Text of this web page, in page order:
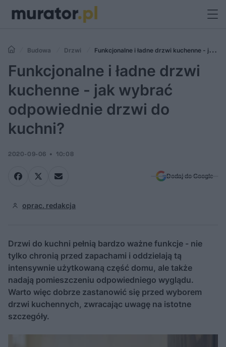
Budowa Drzwi
Funkcjonalne i ładne drzwi kuchenne - jak
wybrać odpowiednie drzwi do kuchni?
Funkcjonalne i ładne drzwi
kuchenne - jak wybrać
odpowiednie drzwi do
kuchni?
2020-09-06 10:08
Dodaj do Google
oprac. redakcja
Drzwi do kuchni pełnią bardzo ważne funkcje - nie
tylko chronią przed zapachami i oddzielają tą
intensywnie użytkowaną część domu, ale także
nadają pomieszczeniu odpowiedniego wyglądu.
Warto więc dobrze zastanowić się przed wyborem
drzwi kuchennych, zwracając uwagę na istotne
szczegóły.